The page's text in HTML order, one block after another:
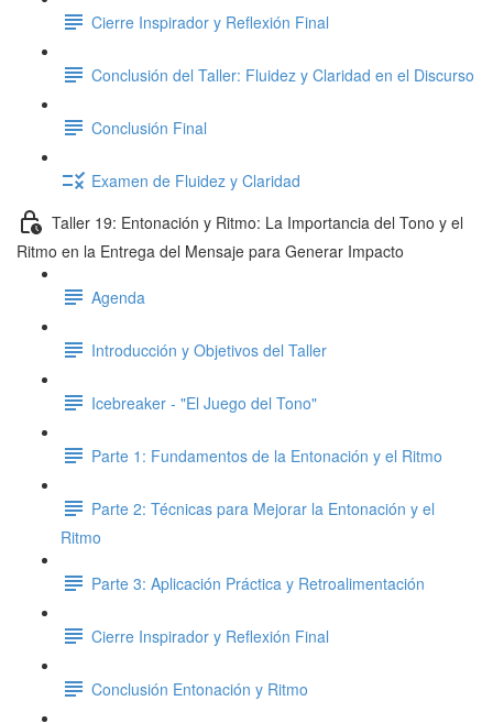
Cierre Inspirador y Reflexión Final
Conclusión del Taller: Fluidez y Claridad en el Discurso
Conclusión Final
Examen de Fluidez y Claridad
Taller 19: Entonación y Ritmo: La Importancia del Tono y el
Ritmo en la Entrega del Mensaje para Generar Impacto
Agenda
Introducción y Objetivos del Taller
Icebreaker - "El Juego del Tono"
Parte 1: Fundamentos de la Entonación y el Ritmo
Parte 2: Técnicas para Mejorar la Entonación y el
Ritmo
Parte 3: Aplicación Práctica y Retroalimentación
Cierre Inspirador y Reflexión Final
Conclusión Entonación y Ritmo